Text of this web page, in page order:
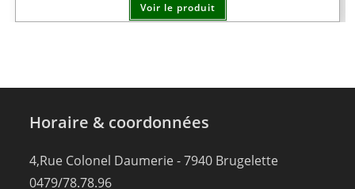
Voir le produit
Horaire & coordonnées
4,Rue Colonel Daumerie - 7940 Brugelette
0479/78.78.96